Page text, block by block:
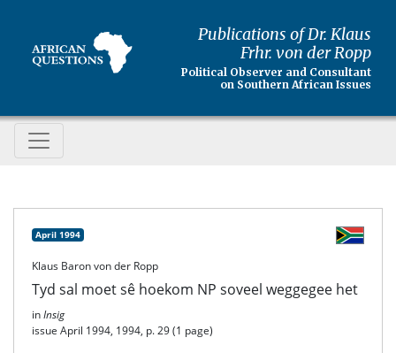
Publications of Dr. Klaus
Frhr. von der Ropp
Political Observer and Consultant
on Southern African Issues
April 1994
Klaus Baron von der Ropp
Tyd sal moet sê hoekom NP soveel weggegee het
inInsig
issue April 1994, 1994, p. 29 (1 page)